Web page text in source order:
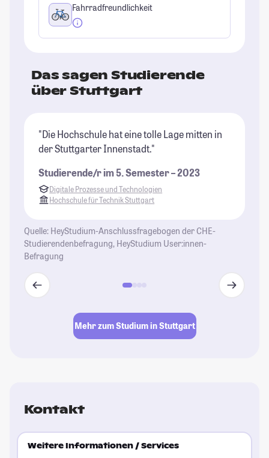
Fahrradfreundlichkeit
Das sagen Studierende
über Stuttgart
"Die Hochschule hat eine tolle Lage mitten in
der Stuttgarter Innenstadt."
Studierende/r im 5. Semester – 2023
Digitale Prozesse und Technologien
Hochschule für Technik Stuttgart
Quelle: HeyStudium-Anschlussfragebogen der CHE-
Studierendenbefragung, HeyStudium User:innen-
Befragung
Mehr zum Studium in Stuttgart
Kontakt
Weitere Informationen / Services